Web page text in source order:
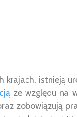
istnieją
ze względu na
zobowiązują